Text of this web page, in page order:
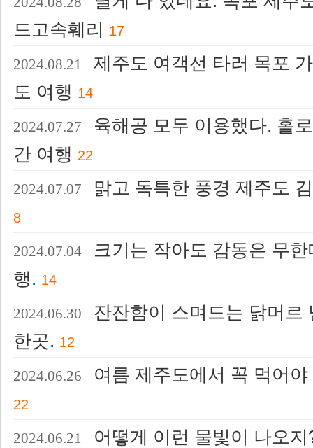
드고속훼리 17
2024.08.21
제주도 여객선 타러 목포
도 여행 14
2024.07.27
육해공 모두 이용했다. 홀
간 여행 22
2024.07.07 맑고 독특한 풍경 제주도
8
2024.07.04
크기는 작아도 감동은 무
행. 14
2024.06.30
잔잔함이 스며드는 닭머르
한곳. 12
2024.06.26 여름 제주도에서 꼭 먹어
22
2024.06.21
어떻게 이런 물빛이 나오